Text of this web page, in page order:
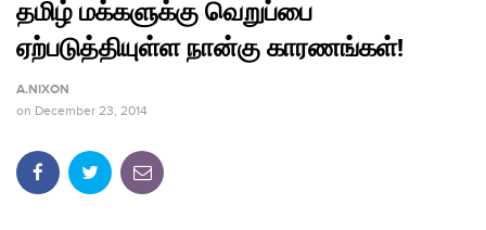
தமிழ் மக்களுக்கு வெறுப்பை
ஏற்படுத்தியுள்ள நான்கு காரணங்கள்!
A.NIXON
on December 23, 2014